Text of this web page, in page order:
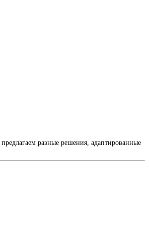
разные решения, адаптированные